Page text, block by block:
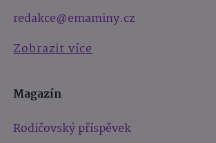
redakce@emaminy.cz
Zobrazit více
Magazín
Rodičovský příspěvek